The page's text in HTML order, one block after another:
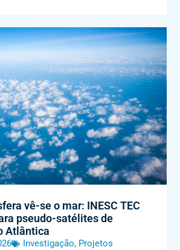
vê-se o mar: INESC TEC
pseudo-satélites de
Atlântica
Investigação, Projetos